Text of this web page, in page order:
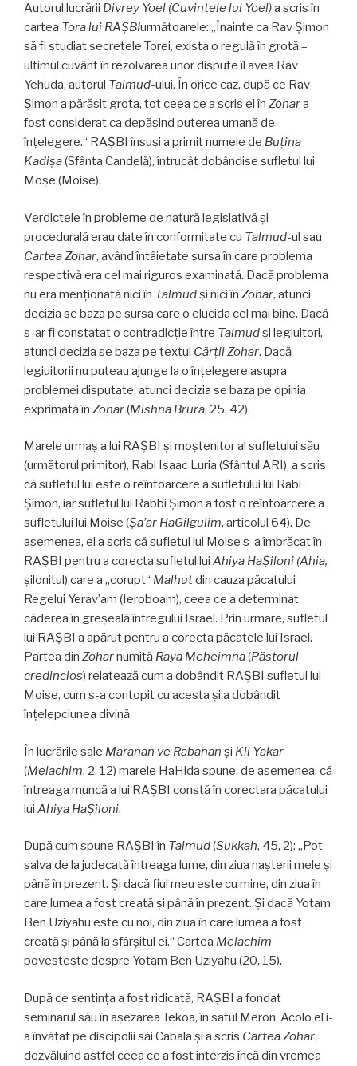
Autorul lucrării Divrey Yoel (Cuvintele lui Yoel)a scris în
cartea Tora lui RAŞBIurmătoarele: „Înainte ca Rav Şimon
să fi studiat secretele Torei, exista o regulă în grotă –
ultimul cuvânt în rezolvarea unor dispute îl avea Rav
Yehuda, autorul Talmud-ului. În orice caz, după ce Rav
Şimon a părăsit grota, tot ceea ce a scris el în Zohara
fost considerat ca depăşind puterea umană de
înţelegere.“ RAŞBI însuşi a primit numele de Buţina
Kadişa(Sfânta Candelă), întrucât dobândise sufletul lui
Moşe (Moise).
Verdictele în probleme de natură legislativă şi
procedurală erau date în conformitate cu Talmud-ul sau
Cartea Zohar, având întâietate sursa în care problema
respectivă era cel mai riguros examinată. Dacă problema
nu era menţionată nici în Talmudşi nici în Zohar, atunci
decizia se baza pe sursa care o elucida cel mai bine. Dacă
s-ar fi constatat o contradicţie între Talmudşi legiuitori,
atunci decizia se baza pe textul Cărţii Zohar. Dacă
legiuitorii nu puteau ajunge la o înţelegere asupra
problemei disputate, atunci decizia se baza pe opinia
exprimată în Zohar(Mishna Brura, 25, 42).
Marele urmaş a lui RAŞBI şi moştenitor al sufletului său
(următorul primitor), Rabi Isaac Luria (Sfântul ARI), a scris
că sufletul lui este o reîntoarcere a sufletului lui Rabi
Şimon, iar sufletul lui Rabbi Şimon a fost o reîntoarcere a
sufletului lui Moise (Şa’ar HaGilgulim, articolul 64). De
asemenea, el a scris că sufletul lui Moise s-a îmbrăcat în
RAŞBI pentru a corecta sufletul lui Ahiya HaŞiloni (Ahia,
şilonitul) care a „corupt“ Malhutdin cauza păcatului
Regelui Yerav’am (Ieroboam), ceea ce a determinat
căderea în greşeală întregului Israel. Prin urmare, sufletul
lui RAŞBI a apărut pentru a corecta păcatele lui Israel.
Partea din Zoharnumită Raya Meheimna(Păstorul
credincios) relatează cum a dobândit RAŞBI sufletul lui
Moise, cum s-a contopit cu acesta şi a dobândit
înţelepciunea divină.
În lucrările sale Maranan ve Rabanan şi Kli Yakar
(Melachim, 2, 12) marele HaHida spune, de asemenea, că
întreaga muncă a lui RAŞBI constă în corectara păcatului
lui Ahiya HaŞiloni.
După cum spune RAŞBI în Talmud(Sukkah, 45, 2): „Pot
salva de la judecată întreaga lume, din ziua naşterii mele şi
până în prezent. Şi dacă fiul meu este cu mine, din ziua în
care lumea a fost creată şi până în prezent. Şi dacă Yotam
Ben Uziyahu este cu noi, din ziua în care lumea a fost
creată şi până la sfârşitul ei.“ Cartea Melachim
povesteşte despre Yotam Ben Uziyahu (20, 15).
După ce sentinţa a fost ridicată, RAŞBI a fondat
seminarul său în aşezarea Tekoa, în satul Meron. Acolo el i-
a învăţat pe discipolii săi Cabala şi a scris Cartea Zohar,
dezvăluind astfel ceea ce a fost interzis încă din vremea